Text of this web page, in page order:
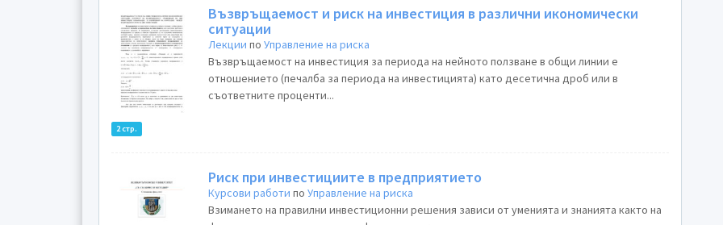
2 стр.
Възвръщаемост и риск на инвестиция в различни икономически
ситуации
Лекции поУправление на риска
Възвръщаемост на инвестиция за периода на нейното ползване в общи линии е
отношението (печалба за периода на инвестицията) като десетична дроб или в
съответните проценти...
Риск при инвестициите в предприятието
Курсови работи поУправление на риска
Взимането на правилни инвестиционни решения зависи от уменията и знанията както на